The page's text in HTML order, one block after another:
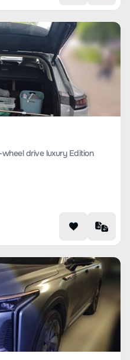
drive luxury Edition